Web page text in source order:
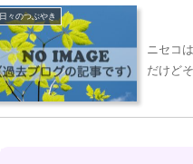
日々のつぶやき
ニセコ
だけど